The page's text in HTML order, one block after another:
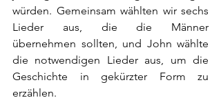
würden. Gemeinsam wählten wir sechs
Lieder aus, die die Männer
übernehmen sollten, und John wählte
die notwendigen Lieder aus, um die
Geschichte in gekürzter Form zu
erzählen.